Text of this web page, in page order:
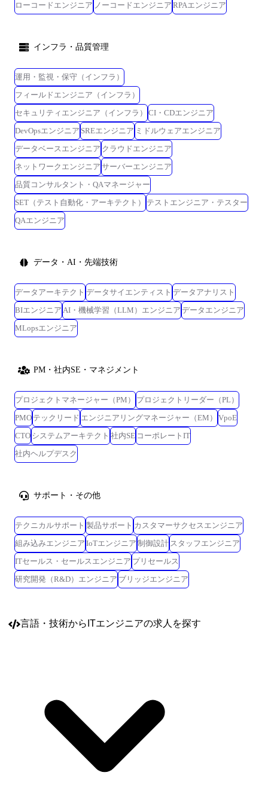
ローコードエンジニア ノーコードエンジニア RPAエンジニア
インフラ・品質管理
運用・監視・保守（インフラ）
フィールドエンジニア（インフラ）
セキュリティエンジニア（インフラ）
CI・CDエンジニア
DevOpsエンジニア SREエンジニア ミドルウェアエンジニア
データベースエンジニア クラウドエンジニア
ネットワークエンジニア サーバーエンジニア
品質コンサルタント・QAマネージャー
SET（テスト自動化・アーキテクト）
テストエンジニア・テスター
QAエンジニア
データ・AI・先端技術
データアーキテクト データサイエンティスト データアナリスト
BIエンジニア AI・機械学習（LLM）エンジニア データエンジニア
MLopsエンジニア
PM・社内SE・マネジメント
プロジェクトマネージャー（PM）
プロジェクトリーダー（PL）
PMO テックリード エンジニアリングマネージャー（EM）
VpoE
CTO システムアーキテクト 社内SE コーポレートIT
社内ヘルプデスク
サポート・その他
テクニカルサポート 製品サポート カスタマーサクセスエンジニア
組み込みエンジニア IoTエンジニア 制御設計 スタッフエンジニア
ITセールス・セールスエンジニア プリセールス
研究開発（R&D）エンジニア ブリッジエンジニア
言語・技術からITエンジニアの求人を探す